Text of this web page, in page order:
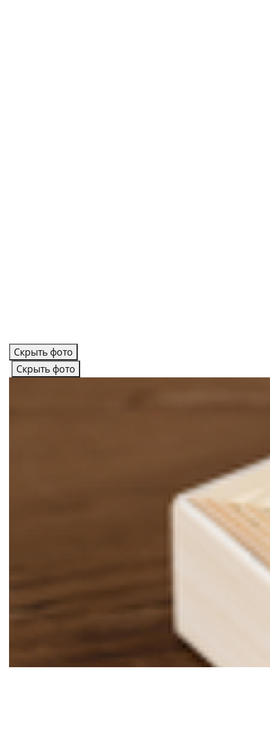
Скрыть фото
Скрыть фото